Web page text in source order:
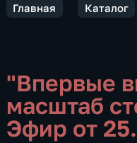
Главная Каталог
"Впервые
масштаб
Эфир от